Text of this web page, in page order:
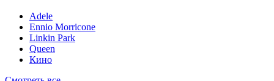
Adele
Ennio Morricone
Linkin Park
Queen
Кино